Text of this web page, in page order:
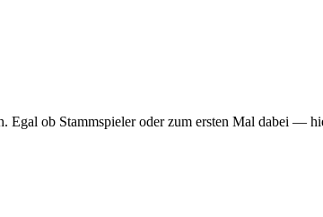
Egal ob Stammspieler oder zum ersten Mal dabei —